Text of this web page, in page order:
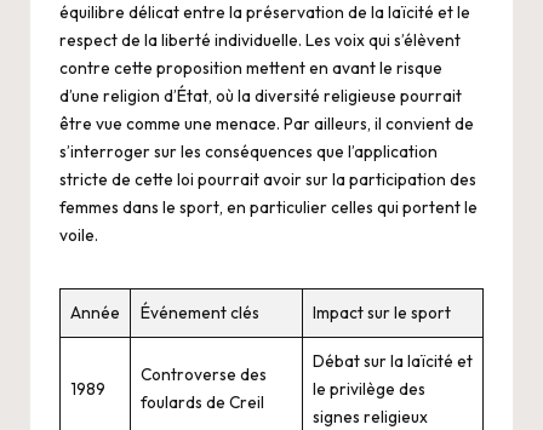
équilibre délicat entre la préservation de la laïcité et le
respect de la liberté individuelle. Les voix qui s’élèvent
contre cette proposition mettent en avant le risque
d’une religion d’État, où la diversité religieuse pourrait
être vue comme une menace. Par ailleurs, il convient de
s’interroger sur les conséquences que l’application
stricte de cette loi pourrait avoir sur la participation des
femmes dans le sport, en particulier celles qui portent le
voile.
Année Événement clés Impact sur le sport
1989
Controverse des
foulards de Creil
Débat sur la laïcité et
le privilège des
signes religieux